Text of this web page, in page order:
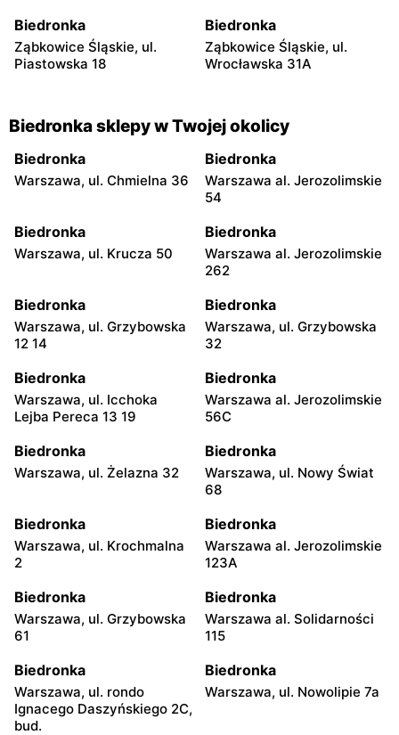
Biedronka
Ząbkowice Śląskie, ul.
Piastowska 18
Biedronka
Ząbkowice Śląskie, ul.
Wrocławska 31A
Biedronka sklepy w Twojej okolicy
Biedronka
Warszawa, ul. Chmielna 36
Biedronka
Warszawa al. Jerozolimskie
54
Biedronka
Warszawa, ul. Krucza 50
Biedronka
Warszawa al. Jerozolimskie
262
Biedronka
Warszawa, ul. Grzybowska
12 14
Biedronka
Warszawa, ul. Grzybowska
32
Biedronka
Warszawa, ul. Icchoka
Lejba Pereca 13 19
Biedronka
Warszawa al. Jerozolimskie
56C
Biedronka
Warszawa, ul. Żelazna 32
Biedronka
Warszawa, ul. Nowy Świat
68
Biedronka
Warszawa, ul. Krochmalna
2
Biedronka
Warszawa al. Jerozolimskie
123A
Biedronka
Warszawa, ul. Grzybowska
61
Biedronka
Warszawa al. Solidarności
115
Biedronka
Warszawa, ul. rondo
Ignacego Daszyńskiego 2C,
bud.
Biedronka
Warszawa, ul. Nowolipie 7a